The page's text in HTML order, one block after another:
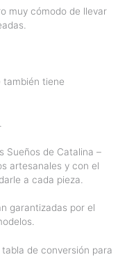
muy cómodo de llevar
también tiene
Sueños de Catalina –
artesanales y con el
a cada pieza.
garantizadas por el
tabla de conversión para